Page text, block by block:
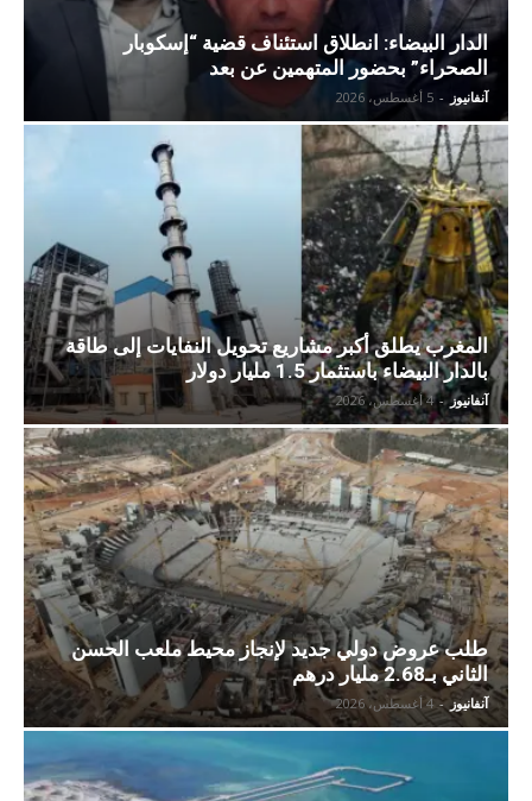
الدار البيضاء: انطلاق استئناف قضية “إسكوبار
الصحراء” بحضور المتهمين عن بعد
آنفانيوز - 5 أغسطس، 2026
المغرب يطلق أكبر مشاريع تحويل النفايات إلى طاقة
بالدار البيضاء باستثمار 1.5 مليار دولار
آنفانيوز - 4 أغسطس، 2026
طلب عروض دولي جديد لإنجاز محيط ملعب الحسن
الثاني بـ2.68 مليار درهم
آنفانيوز - 4 أغسطس، 2026